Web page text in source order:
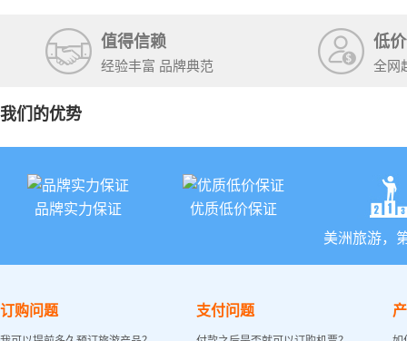
值得信赖
经验丰富 品牌典范
低
全网
我们的优势
品牌实力保证
优质低价保证
美洲旅游，
订购问题 支付问题